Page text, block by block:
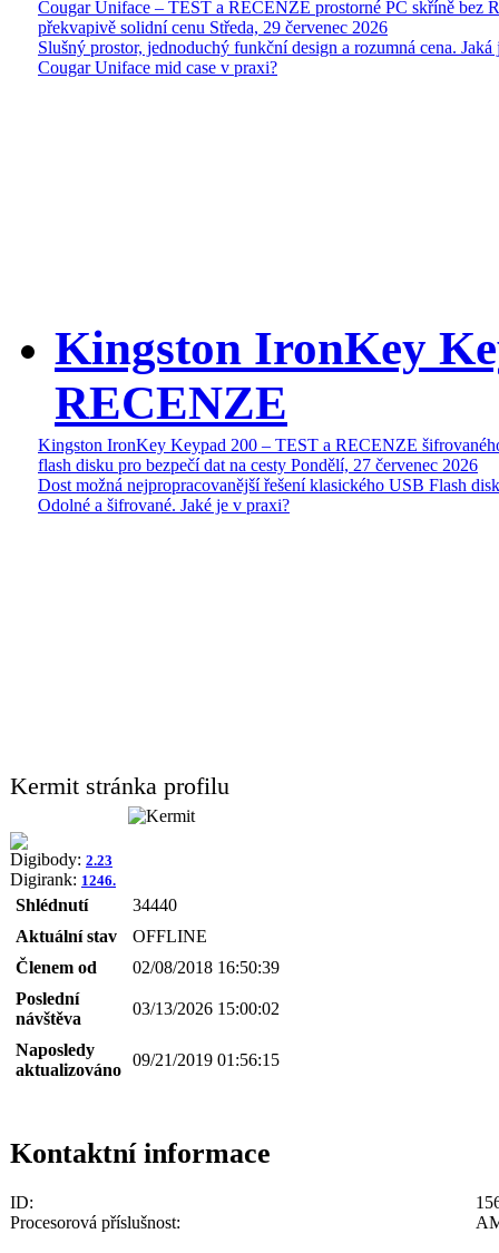
Cougar Uniface – TEST a RECENZE prostorné PC skříně bez
překvapivě solidní cenu Středa, 29 červenec 2026
Slušný prostor, jednoduchý funkční design a rozumná cena. Jaká
Cougar Uniface mid case v praxi?
Kingston IronKey
RECENZE
Kingston IronKey Keypad 200 – TEST a RECENZE
flash disku pro bezpečí dat na cesty Pondělí, 27 červenec 2026
Dost možná nejpropracovanější řešení klasického USB Flash
Odolné a šifrované. Jaké je v praxi?
Kermit stránka profilu
Digibody: 2.23
Digirank: 1246.
Shlédnutí
34440
Aktuální stav
OFFLINE
Členem od
02/08/2018 16:50:39
Poslední
návštěva
03/13/2026 15:00:02
Naposledy
aktualizováno
09/21/2019 01:56:15
Kontaktní informace
ID:
Procesorová příslušnost: